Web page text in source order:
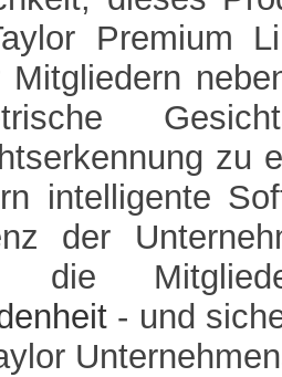
Premium
Mitgliedern
zu
intelligente
der
die
- und